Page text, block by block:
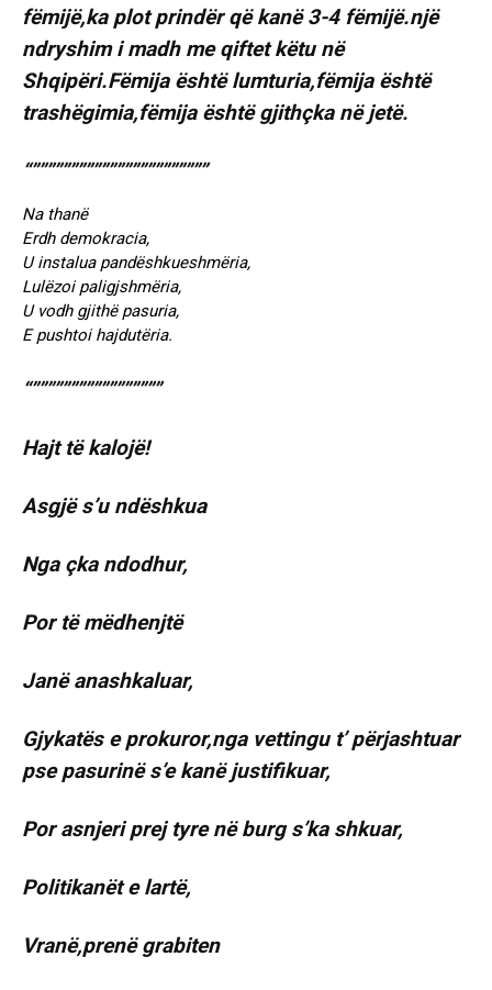
fëmijë,ka plot prindër që kanë 3-4 fëmijë.një
ndryshim i madh me qiftet këtu në
Shqipëri.Fëmija është lumturia,fëmija është
trashëgimia,fëmija është gjithçka në jetë.
“”””””””””””””””””””””””
Na thanë
Erdh demokracia,
U instalua pandëshkueshmëria,
Lulëzoi paligjshmëria,
U vodh gjithë pasuria,
E pushtoi hajdutëria.
“”””””””””””””””””
Hajt të kalojë!
Asgjë s’u ndëshkua
Nga çka ndodhur,
Por të mëdhenjtë
Janë anashkaluar,
Gjykatës e prokuror,nga vettingu t’ përjashtuar
pse pasurinë s’e kanë justifikuar,
Por asnjeri prej tyre në burg s’ka shkuar,
Politikanët e lartë,
Vranë,prenë grabiten